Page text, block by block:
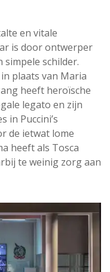
en vitale
is door ontwerper
simpele schilder.
plaats van Maria
heeft heroïsche
legato en zijn
in Puccini’s
de ietwat lome
heeft als Tosca
te weinig zorg aan